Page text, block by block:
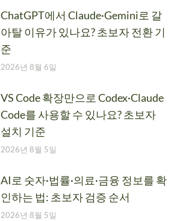
ChatGPT에서 Claude·Gemini로 갈
아탈 이유가 있나요? 초보자 전환 기
준
2026년 8월 6일
VS Code 확장만으로 Codex·Claude
Code를 사용할 수 있나요? 초보자
설치 기준
2026년 8월 5일
AI로 숫자·법률·의료·금융 정보를 확
인하는 법: 초보자 검증 순서
2026년 8월 5일